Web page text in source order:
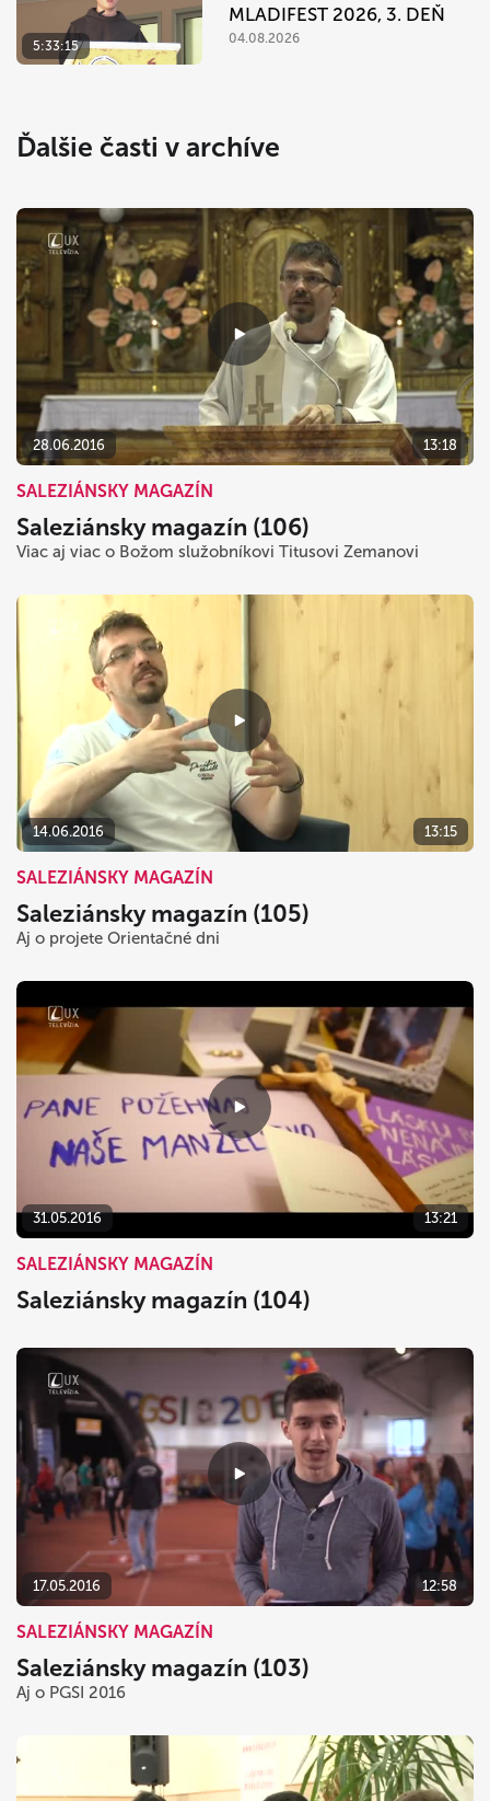
5:33:15
MLADIFEST 2026, 3. DEŇ
04.08.2026
Ďalšie časti v archíve
28.06.2016 13:18
SALEZIÁNSKY MAGAZÍN
Saleziánsky magazín (106)
Viac aj viac o Božom služobníkovi Titusovi Zemanovi
14.06.2016 13:15
SALEZIÁNSKY MAGAZÍN
Saleziánsky magazín (105)
Aj o projete Orientačné dni
31.05.2016 13:21
SALEZIÁNSKY MAGAZÍN
Saleziánsky magazín (104)
17.05.2016 12:58
SALEZIÁNSKY MAGAZÍN
Saleziánsky magazín (103)
Aj o PGSI 2016